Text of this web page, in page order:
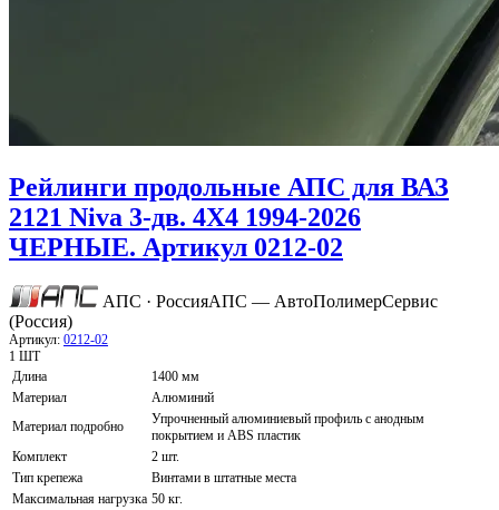
Рейлинги продольные АПС для ВАЗ
2121 Niva 3-дв. 4Х4 1994-2026
ЧЕРНЫЕ. Артикул 0212-02
АПС · РоссияАПС — АвтоПолимерСервис
(Россия)
Артикул: 0212-02
1 ШТ
Длина
1400 мм
Материал
Алюминий
Материал подробно
Упрочненный алюминиевый профиль с анодным
покрытием и ABS пластик
Комплект
2 шт.
Тип крепежа
Винтами в штатные места
Максимальная нагрузка 50 кг.